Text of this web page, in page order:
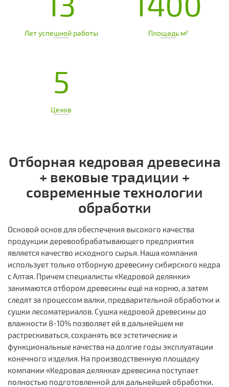
Лет успешной работы Площадь м²
5
Цехов
Отборная кедровая древесина
+ вековые традиции +
современные технологии
обработки
Основой основ для обеспечения высокого качества
продукции деревообрабатывающего предприятия
является качество исходного сырья. Наша компания
использует только отборную древесину сибирского кедра
с Алтая. Причем специалисты «Кедровой делянки»
занимаются отбором древесины ещё на корню, а затем
следят за процессом валки, предварительной обработки и
сушки лесоматериалов. Сушка кедровой древесины до
влажности 8-10% позволяет ей в дальнейшем не
растрескиваться, сохранять все эстетические и
функциональные качества на долгие годы эксплуатации
конечного изделия. На производственную площадку
компании «Кедровая делянка» древесина поступает
полностью подготовленной для дальнейшей обработки.